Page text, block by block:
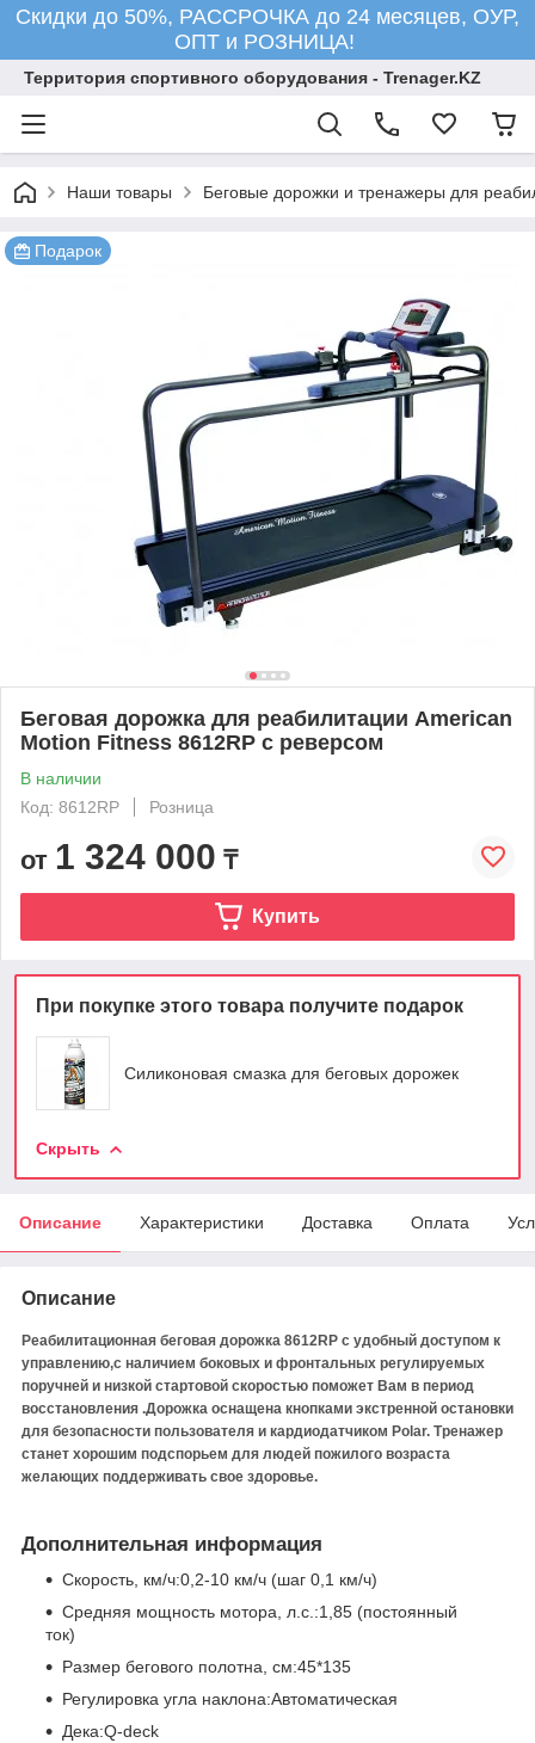
Скидки до 50%, РАССРОЧКА до 24 месяцев, ОУР,
ОПТ и РОЗНИЦА!
Территория спортивного оборудования - Trenager.KZ
Наши товары Беговые дорожки и тренажеры для
Подарок
Беговая дорожка для реабилитации American
Motion Fitness 8612RP с реверсом
В наличии
Код: 8612RP
Розница
от 1 324 000 ₸
Купить
При покупке этого товара получите подарок
Силиконовая смазка для беговых дорожек
Скрыть
Описание Характеристики Доставка Оплата
Описание
Реабилитационная беговая дорожка 8612RP с удобный доступом к
управлению,с наличием боковых и фронтальных регулируемых
поручней и низкой стартовой скоростью поможет Вам в период
восстановления .Дорожка оснащена кнопками экстренной остановки
для безопасности пользователя и кардиодатчиком Polar. Тренажер
станет хорошим подспорьем для людей пожилого возраста
желающих поддерживать свое здоровье.
Дополнительная информация
Скорость, км/ч:0,2-10 км/ч (шаг 0,1 км/ч)
Средняя мощность мотора, л.с.:1,85 (постоянный
ток)
Размер бегового полотна, см:45*135
Регулировка угла наклона:Автоматическая
Дека:Q-deck